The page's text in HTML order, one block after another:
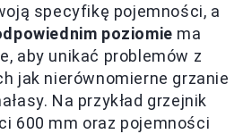
specyfikę pojemności, a
poziomie ma
aby unikać problemów z
jak nierównomierne grzanie
Na przykład grzejnik
600 mm oraz pojemności